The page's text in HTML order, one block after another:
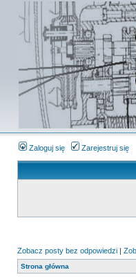
Zaloguj się Zarejestruj się
Zobacz posty bez odpowiedzi |
Strona główna